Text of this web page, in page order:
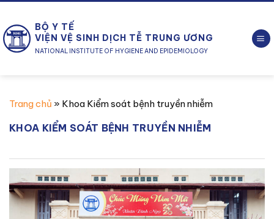
nội
dung
BỘ Y TẾ
VIỆN VỆ SINH DỊCH TỄ TRUNG ƯƠNG
NATIONAL INSTITUTE OF HYGIENE AND EPIDEMIOLOGY
Trang chủ » Khoa Kiểm soát bệnh truyền nhiễm
KHOA KIỂM SOÁT BỆNH TRUYỀN NHIỄM